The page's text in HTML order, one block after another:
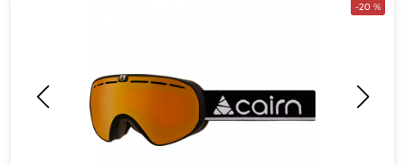
-20 %